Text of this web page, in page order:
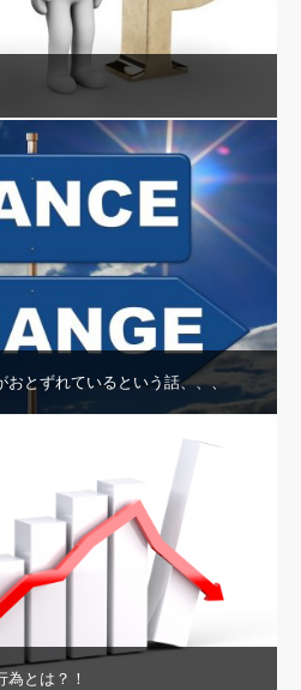
とずれているという話、、、
とは？！